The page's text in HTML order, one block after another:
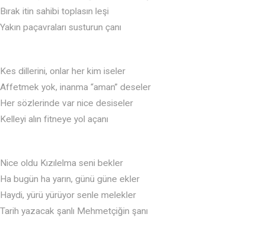
Bırak itin sahibi toplasın leşi
Yakın paçavraları susturun çanı
Kes dillerini, onlar her kim iseler
Affetmek yok, inanma “aman” deseler
Her sözlerinde var nice desiseler
Kelleyi alın fitneye yol açanı
Nice oldu Kızılelma seni bekler
Ha bugün ha yarın, günü güne ekler
Haydi, yürü yürüyor senle melekler
Tarih yazacak şanlı Mehmetçiğin şanı